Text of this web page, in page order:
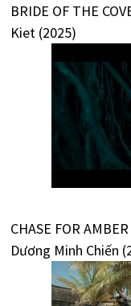
BRIDE OF THE
Kiet (2025)
CHASE FOR
Dương Minh Chiến